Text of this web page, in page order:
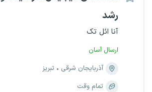
رشد
آنا ائل تک
ارسال آسان
آذربایجان شرقی
تبریز
تمام وقت